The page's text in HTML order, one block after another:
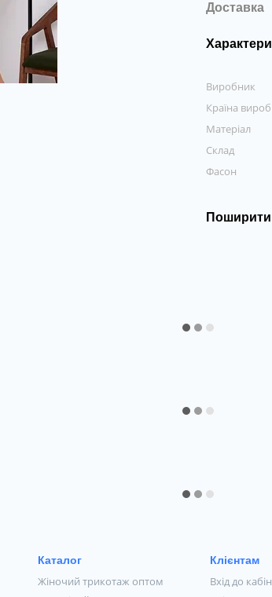
Доставка
Виробник
Країна
Матеріал
Склад
Фасон
Каталог
Жіночий трикотаж оптом
Клієнтам
Вхід до